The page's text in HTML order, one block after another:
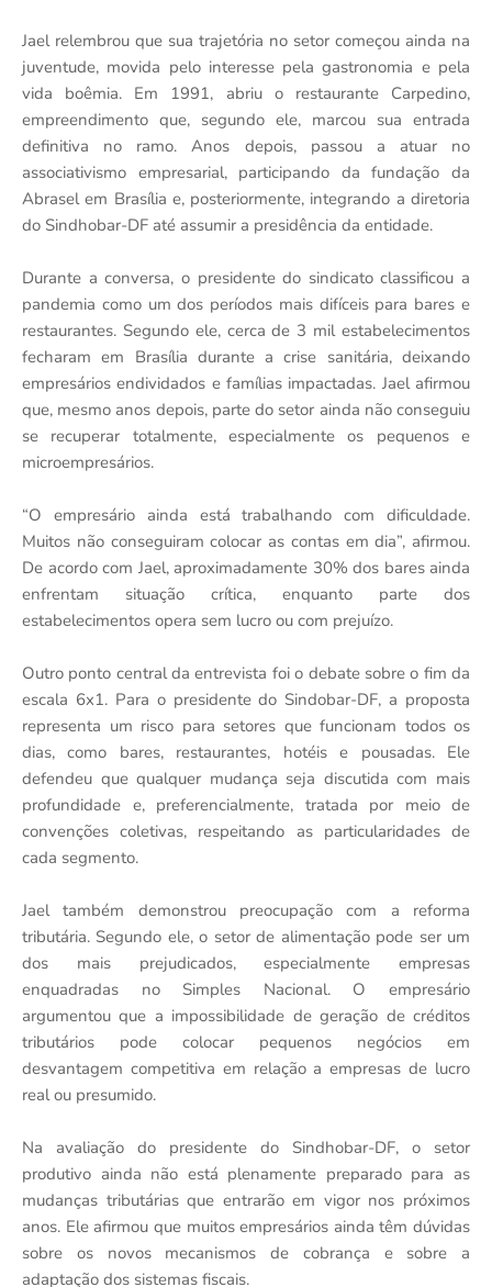
Jael relembrou que sua trajetória no setor começou ainda na
juventude, movida pelo interesse pela gastronomia e pela
vida boêmia. Em 1991, abriu o restaurante Carpedino,
empreendimento que, segundo ele, marcou sua entrada
definitiva no ramo. Anos depois, passou a atuar no
associativismo empresarial, participando da fundação da
Abrasel em Brasília e, posteriormente, integrando a diretoria
do Sindhobar-DF até assumir a presidência da entidade.
Durante a conversa, o presidente do sindicato classificou a
pandemia como um dos períodos mais difíceis para bares e
restaurantes. Segundo ele, cerca de 3 mil estabelecimentos
fecharam em Brasília durante a crise sanitária, deixando
empresários endividados e famílias impactadas. Jael afirmou
que, mesmo anos depois, parte do setor ainda não conseguiu
se recuperar totalmente, especialmente os pequenos e
microempresários.
“O empresário ainda está trabalhando com dificuldade.
Muitos não conseguiram colocar as contas em dia”, afirmou.
De acordo com Jael, aproximadamente 30% dos bares ainda
enfrentam situação crítica, enquanto parte dos
estabelecimentos opera sem lucro ou com prejuízo.
Outro ponto central da entrevista foi o debate sobre o fim da
escala 6x1. Para o presidente do Sindobar-DF, a proposta
representa um risco para setores que funcionam todos os
dias, como bares, restaurantes, hotéis e pousadas. Ele
defendeu que qualquer mudança seja discutida com mais
profundidade e, preferencialmente, tratada por meio de
convenções coletivas, respeitando as particularidades de
cada segmento.
Jael também demonstrou preocupação com a reforma
tributária. Segundo ele, o setor de alimentação pode ser um
dos mais prejudicados, especialmente empresas
enquadradas no Simples Nacional. O empresário
argumentou que a impossibilidade de geração de créditos
tributários pode colocar pequenos negócios em
desvantagem competitiva em relação a empresas de lucro
real ou presumido.
Na avaliação do presidente do Sindhobar-DF, o setor
produtivo ainda não está plenamente preparado para as
mudanças tributárias que entrarão em vigor nos próximos
anos. Ele afirmou que muitos empresários ainda têm dúvidas
sobre os novos mecanismos de cobrança e sobre a
adaptação dos sistemas fiscais.